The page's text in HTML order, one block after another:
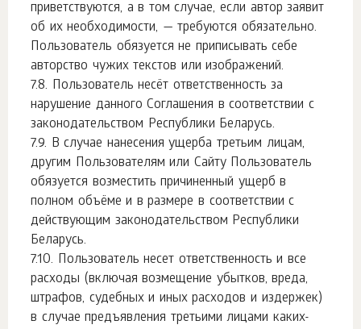
приветствуются, а в том случае, если автор заявит
об их необходимости, — требуются обязательно.
Пользователь обязуется не приписывать себе
авторство чужих текстов или изображений.
Пользователь несёт ответственность за
нарушение данного Соглашения в соответствии с
законодательством Республики Беларусь.
В случае нанесения ущерба третьим лицам,
другим Пользователям или Сайту Пользователь
обязуется возместить причиненный ущерб в
полном объёме и в размере в соответствии с
действующим законодательством Республики
Беларусь.
Пользователь несет ответственность и все
расходы (включая возмещение убытков, вреда,
штрафов, судебных и иных расходов и издержек)
в случае предъявления третьими лицами каких-